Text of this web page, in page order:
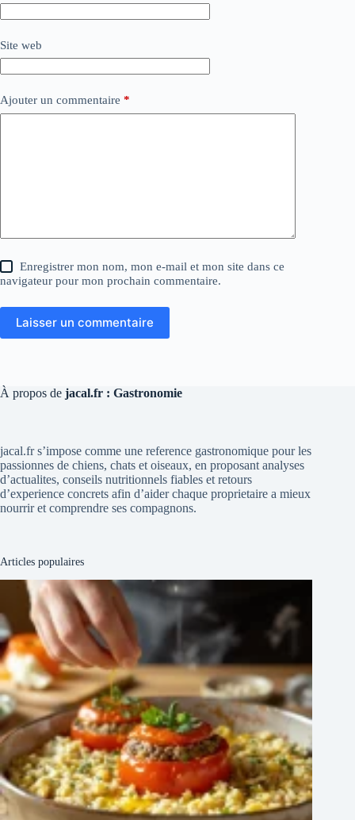
Site web
Ajouter un commentaire *
Enregistrer mon nom, mon e-mail et mon site dans ce
navigateur pour mon prochain commentaire.
Laisser un commentaire
À propos de jacal.fr : Gastronomie
jacal.fr s’impose comme une reference gastronomique pour les
passionnes de chiens, chats et oiseaux, en proposant analyses
d’actualites, conseils nutritionnels fiables et retours
d’experience concrets afin d’aider chaque proprietaire a mieux
nourrir et comprendre ses compagnons.
Articles populaires